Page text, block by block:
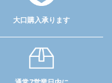
大口購入承ります